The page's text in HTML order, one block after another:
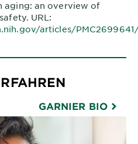
aging: an overview of
URL:
articles/
GARNIER BIO